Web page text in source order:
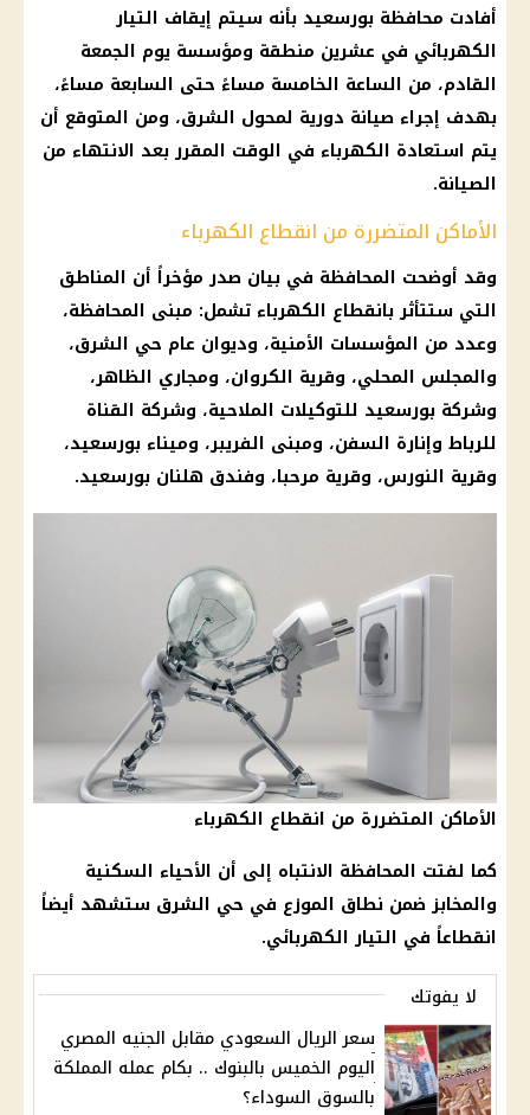
أفادت محافظة بورسعيد بأنه سيتم إيقاف التيار
الكهربائي في عشرين منطقة ومؤسسة يوم الجمعة
القادم، من الساعة الخامسة مساءً حتى السابعة مساءً،
بهدف إجراء صيانة دورية لمحول الشرق، ومن المتوقع أن
يتم استعادة الكهرباء في الوقت المقرر بعد الانتهاء من
الصيانة.
الأماكن المتضررة من انقطاع الكهرباء
وقد أوضحت المحافظة في بيان صدر مؤخراً أن المناطق
التي ستتأثر بانقطاع الكهرباء تشمل: مبنى المحافظة،
وعدد من المؤسسات الأمنية، وديوان عام حي الشرق،
والمجلس المحلي، وقرية الكروان، ومجاري الظاهر،
وشركة بورسعيد للتوكيلات الملاحية، وشركة القناة
للرباط وإنارة السفن، ومبنى الفريبر، وميناء بورسعيد،
وقرية النورس، وقرية مرحبا، وفندق هلنان بورسعيد.
الأماكن المتضررة من انقطاع الكهرباء
كما لفتت المحافظة الانتباه إلى أن الأحياء السكنية
والمخابز ضمن نطاق الموزع في حي الشرق ستشهد أيضاً
انقطاعاً في التيار الكهربائي.
لا يفوتك
سعر الريال السعودي مقابل الجنيه المصري
اليوم الخميس بالبنوك .. بكام عمله المملكة
بالسوق السوداء؟